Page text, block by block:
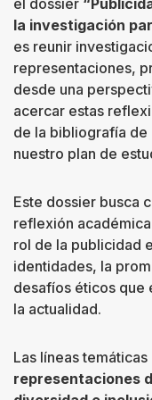
el dossier
la investigación
es reunir
representaciones,
desde una
acercar estas
de la bibliografía de
nuestro plan de
Este dossier busca
reflexión
rol de la publicidad
identidades, la
desafíos éticos que
la actualidad.
Las líneas
representaciones